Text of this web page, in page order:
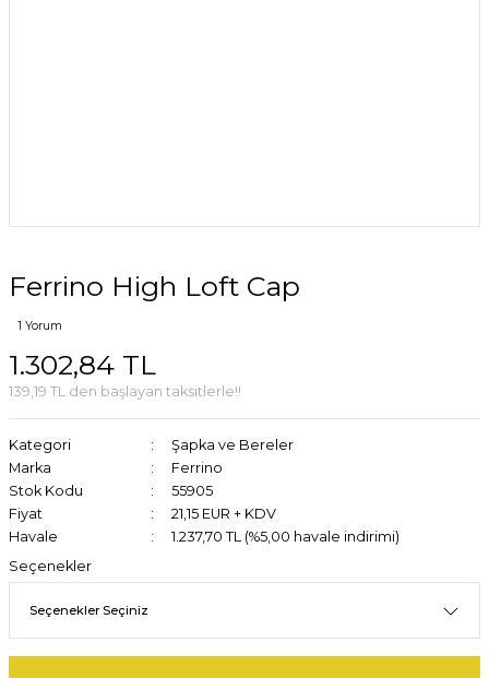
Ferrino High Loft Cap
1 Yorum
1.302,84 TL
139,19 TL den başlayan taksitlerle!!
Kategori
Şapka ve Bereler
Marka
Ferrino
Stok Kodu
55905
Fiyat
21,15 EUR + KDV
Havale
1.237,70 TL (%5,00 havale indirimi)
Seçenekler